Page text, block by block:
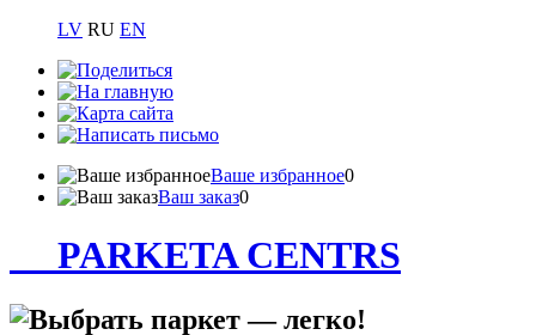
LV RU EN
Ваше избранное0
Ваш заказ0
PARKETA CENTRS